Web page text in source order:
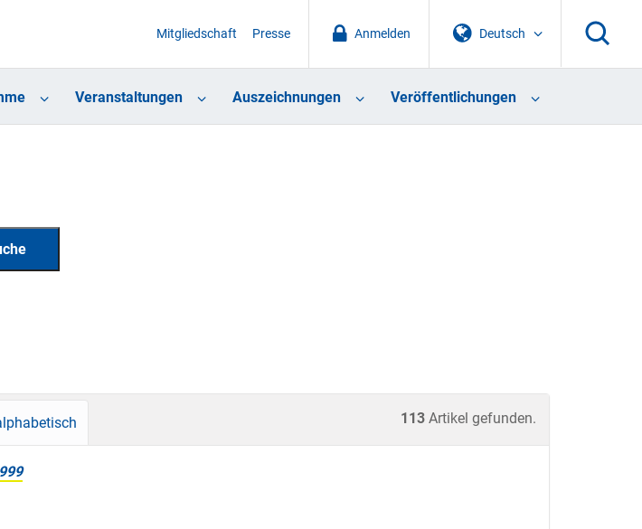
Deutsch
Anmelden
Mitgliedschaft Presse
Veranstaltungen Auszeichnungen Veröffentlichungen
113 Artikel gefunden.